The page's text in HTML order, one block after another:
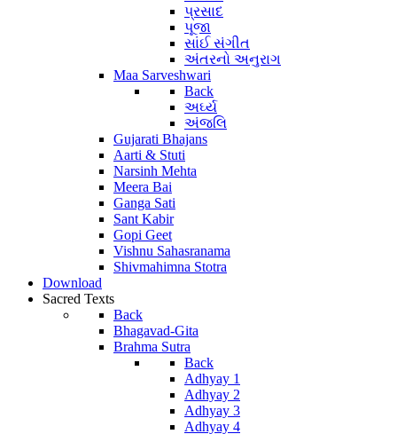
પ્રસાદ
પૂજા
સાંઈ સંગીત
અંતરનો અનુરાગ
Maa Sarveshwari
Back
અર્ઘ્ય
અંજલિ
Gujarati Bhajans
Aarti & Stuti
Narsinh Mehta
Meera Bai
Ganga Sati
Sant Kabir
Gopi Geet
Vishnu Sahasranama
Shivmahimna Stotra
Download
Sacred Texts
Back
Bhagavad-Gita
Brahma Sutra
Back
Adhyay 1
Adhyay 2
Adhyay 3
Adhyay 4